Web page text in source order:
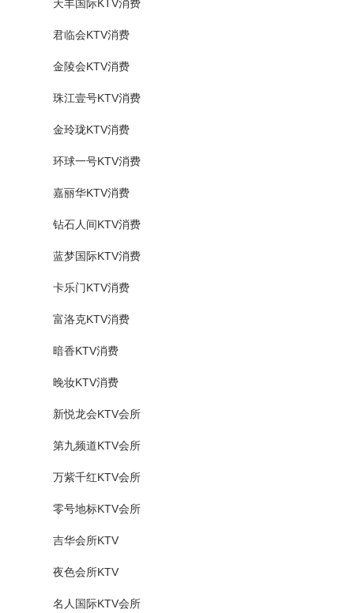
天丰国际KTV消费
君临会KTV消费
金陵会KTV消费
珠江壹号KTV消费
金玲珑KTV消费
环球一号KTV消费
嘉丽华KTV消费
钻石人间KTV消费
蓝梦国际KTV消费
卡乐门KTV消费
富洛克KTV消费
暗香KTV消费
晚妆KTV消费
新悦龙会KTV会所
第九频道KTV会所
万紫千红KTV会所
零号地标KTV会所
吉华会所KTV
夜色会所KTV
名人国际KTV会所